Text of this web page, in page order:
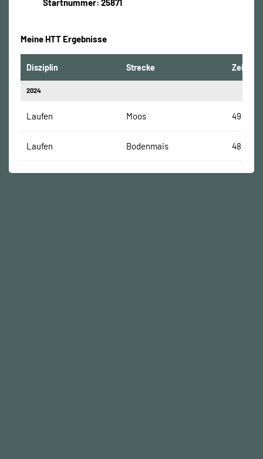
Startnummer: 25871
Meine HTT Ergebnisse
Disziplin Strecke Zeit
2024
Laufen Moos 49:01
Laufen Bodenmais 48:55